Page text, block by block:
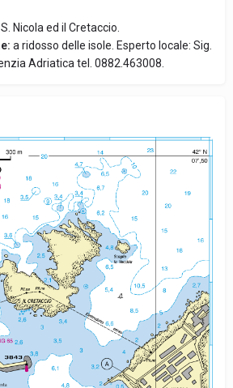
Nicola ed il Cretaccio.
a ridosso delle isole. Esperto locale: Sig.
Adriatica tel. 0882.463008.